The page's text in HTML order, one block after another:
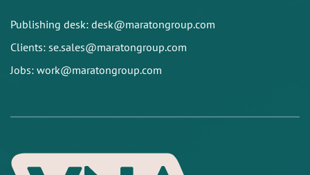
Publishing desk: desk@maratongroup.com
Clients: se.sales@maratongroup.com
Jobs: work@maratongroup.com